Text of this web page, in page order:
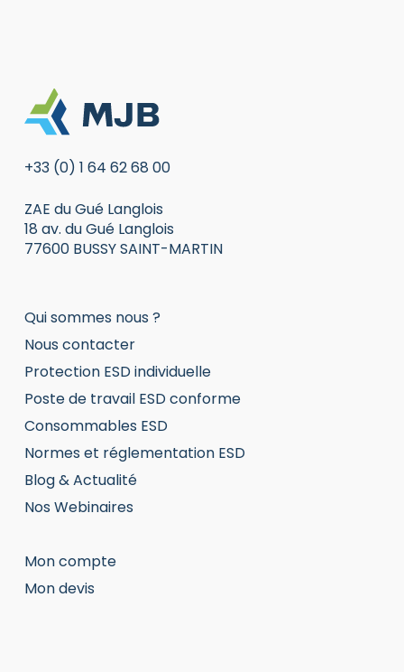
+33 (0) 1 64 62 68 00
ZAE du Gué Langlois
18 av. du Gué Langlois
77600 BUSSY SAINT-MARTIN
Qui sommes nous ?
Nous contacter
Protection ESD individuelle
Poste de travail ESD conforme
Consommables ESD
Normes et réglementation ESD
Blog & Actualité
Nos Webinaires
Mon compte
Mon devis